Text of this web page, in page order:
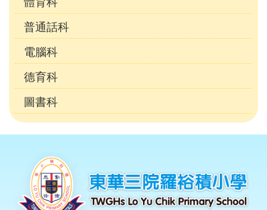
普通話科
電腦科
德育科
圖書科